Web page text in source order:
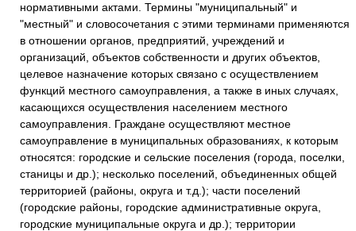
нормативными актами. Термины "муниципальный" и
"местный" и словосочетания с этими терминами применяются
в отношении органов, предприятий, учреждений и
организаций, объектов собственности и других объектов,
целевое назначение которых связано с осуществлением
функций местного самоуправления, а также в иных случаях,
касающихся осуществления населением местного
самоуправления. Граждане осуществляют местное
самоуправление в муниципальных образованиях, к которым
относятся: городские и сельские поселения (города, поселки,
станицы и др.); несколько поселений, объединенных общей
территорией (районы, округа и т.д.); части поселений
(городские районы, городские административные округа,
городские муниципальные округа и др.); территории